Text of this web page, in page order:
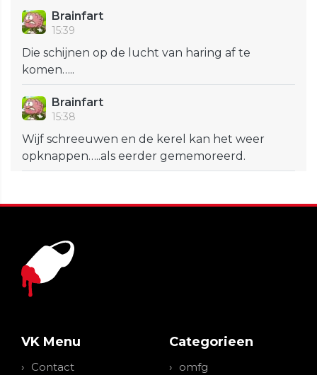
Brainfart
15:39
Die schijnen op de lucht van haring af te
komen…..
Brainfart
15:38
Wijf schreeuwen en de kerel kan het weer
opknappen…..als eerder gememoreerd.
VK Menu
Contact
Categorieen
omfg